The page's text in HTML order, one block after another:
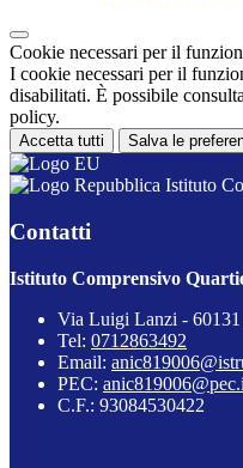
Cookie necessari per il
I cookie necessari per il
disabilitati. È possibile
policy.
Accetta tutti Salva le
Istituto
Contatti
Istituto Comprensivo
Via Luigi Lanzi - 60131
Tel: 0712863492
Email:
PEC:
C.F.: 93084530422